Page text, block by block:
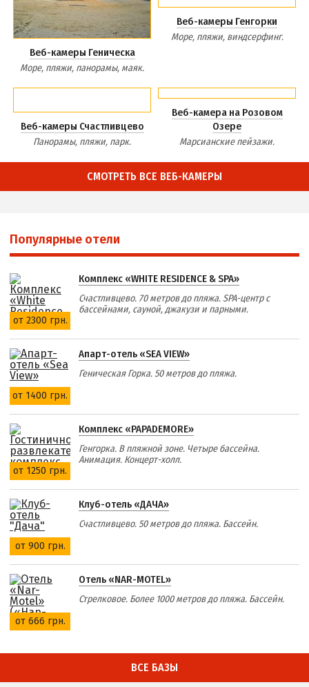
Веб-камеры Геническа
Море, пляжи, панорамы, маяк.
Веб-камеры Генгорки
Море, пляжи, виндсерфинг.
Веб-камеры Счастливцево
Панорамы, пляжи, парк.
Веб-камера на Розовом
Озере
Марсианские пейзажи.
СМОТРЕТЬ ВСЕ ВЕБ-КАМЕРЫ
Популярные отели
от 2300 грн.
Комплекс «WHITE RESIDENCE & SPA»
Счастливцево. 70 метров до пляжа. SPA-центр с
бассейнами, сауной, джакузи и парными.
от 1400 грн.
Апарт-отель «SEA VIEW»
Геническая Горка. 50 метров до пляжа.
от 1250 грн.
Комплекс «PAPADEMORE»
Генгорка. В пляжной зоне. Четыре бассейна.
Анимация. Концерт-холл.
от 900 грн.
Клуб-отель «ДАЧА»
Счастливцево. 50 метров до пляжа. Бассейн.
от 666 грн.
Отель «NAR-MOTEL»
Стрелковое. Более 1000 метров до пляжа. Бассейн.
ВСЕ БАЗЫ